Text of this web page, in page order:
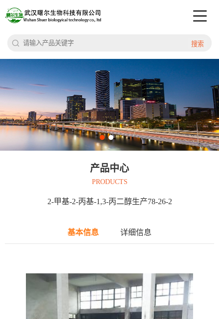
搜索
产品中心
PRODUCTS
2-甲基-2-丙基-1,3-丙二醇生产78-26-2
基本信息 详细信息